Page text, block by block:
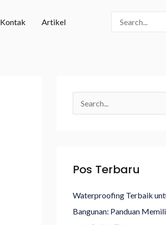
Kontak Artikel
for:
u
Pos Terbaru
Waterproofing Terbaik
Bangunan: Panduan